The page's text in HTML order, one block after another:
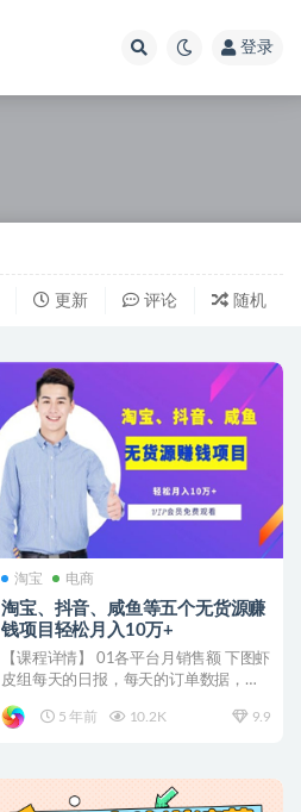
登录
更新 评论 随机
淘宝 电商
淘宝、抖音、咸鱼等​​五个无‌货源赚
钱项‌‌目​轻松月入‌10万+
【课程详情】 01各平台月销售额 下图虾
皮组每天的日报，每天的订单数据，销
5 年前
10.2K 9.9